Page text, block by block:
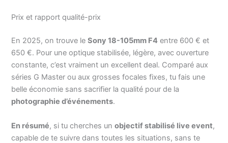
Prix et rapport qualité-prix
En 2025, on trouve leSony 18-105mm F4 entre 600 € et
650 €. Pour une optique stabilisée, légère, avec ouverture
constante, c’est vraiment un excellent deal. Comparé aux
séries G Master ou aux grosses focales fixes, tu fais une
belle économie sans sacrifier la qualité pour de la
photographie d’événements.
En résumé, si tu cherches unobjectif stabilisé live event,
capable de te suivre dans toutes les situations, sans te